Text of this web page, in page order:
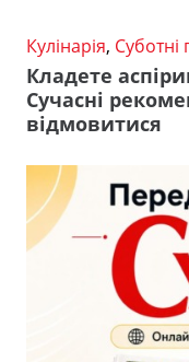
Кулінарія, Суботні
Кладете
Сучасні
відмовитися